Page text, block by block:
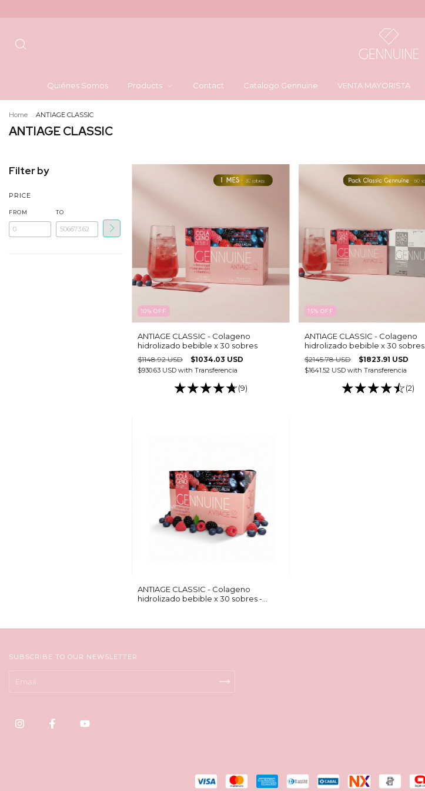
Quiénes Somos Products Contact Catalogo Gennuine VENTA MAYORISTA
Home . ANTIAGE CLASSIC
ANTIAGE CLASSIC
Filter by
PRICE
FROM TO
10% OFF
ANTIAGE CLASSIC - Colageno
hidrolizado bebible x 30 sobres
$1148.92 USD $1034.03 USD
$930.63 USD with Transferencia
(9)
15% OFF
ANTIAGE CLASSIC - Colageno
hidrolizado bebible x 30 sobres
(copia)
$2145.78 USD $1823.91 USD
$1641.52 USD with Transferencia
(2)
ANTIAGE CLASSIC - Colageno
hidrolizado bebible x 30 sobres -
SUBSCRIBE TO OUR NEWSLETTER